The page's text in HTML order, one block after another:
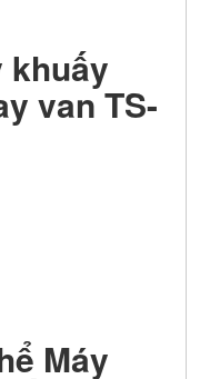
khuấy
van TS-
Máy